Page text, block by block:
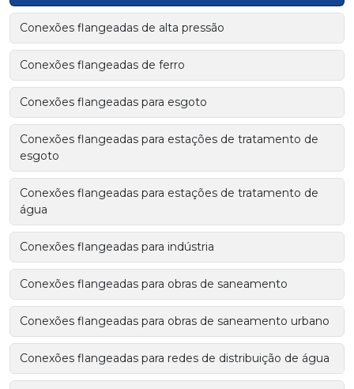
Conexões flangeadas de alta pressão
Conexões flangeadas de ferro
Conexões flangeadas para esgoto
Conexões flangeadas para estações de tratamento de
esgoto
Conexões flangeadas para estações de tratamento de
água
Conexões flangeadas para indústria
Conexões flangeadas para obras de saneamento
Conexões flangeadas para obras de saneamento urbano
Conexões flangeadas para redes de distribuição de água